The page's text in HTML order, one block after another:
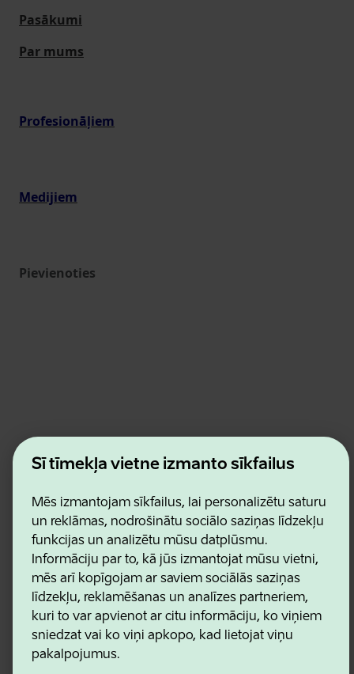
Šī tīmekļa vietne izmanto sīkfailus
Mēs izmantojam sīkfailus, lai personalizētu saturu
un reklāmas, nodrošinātu sociālo saziņas līdzekļu
funkcijas un analizētu mūsu datplūsmu.
Informāciju par to, kā jūs izmantojat mūsu vietni,
mēs arī kopīgojam ar saviem sociālās saziņas
līdzekļu, reklamēšanas un analīzes partneriem,
kuri to var apvienot ar citu informāciju, ko viņiem
sniedzat vai ko viņi apkopo, kad lietojat viņu
pakalpojumus.
Pasākumi
Par mums
Profesionāļiem
Medijiem
Pievienoties
Kontakti
Lietošanas noteikumi
Sīkdatņu un konfidencialitātes politika